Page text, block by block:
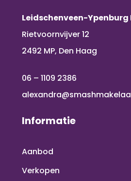
Leidschenveen-Ypenburg
Rietvoornvijver 12
2492 MP, Den Haag
06 – 1109 2386
Informatie
Aanbod
Verkopen